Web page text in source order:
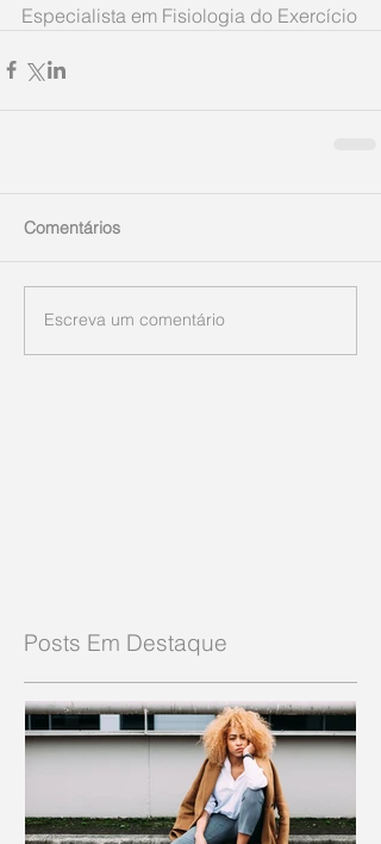
Especialista em Fisiologia do Exercício
Comentários
Escreva um comentário
Posts Em Destaque